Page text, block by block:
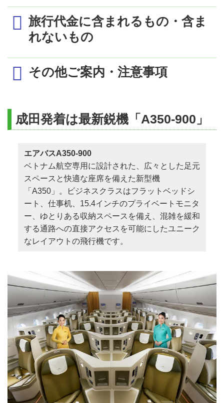
発 ✈
ホーチミン14:00～14:30頃着
現地係員が出迎え専用車にてホテルへご案内
ホーチミン 泊
2日目
現地係員が出迎え混乗車にてゴルフ場へご案内
3日目
設定コースにて18Hプレー
ホーチミン 泊
4日目
現地係員が出迎え混乗車にてゴルフ場へご案内
設定コースにて18Hプレー
プレー後、一旦ホテルへ戻ります。お部屋は出発
までご利用いただけます。
が、便宜上「機内泊」としております。
機内泊
5日目
ベトナム航空にてホーチミン00:05～00:45頃発 ✈
成田・中部・関空06:30～07:45頃着
ホーチミン
設定ゴルフコース
ロンタンゴルフクラブ、ドンナ
ベトナムゴルフ＆カントリーク
ホテル
ザ・レヴェリーサイゴン
出発日／発着地
成 田 中 部
関 空
4/1～4/23
432,000 432,000
4/28～5/1
442,000 479,000
442,000
5/3～5/6
442,000
5/7～7/18
432,000 432,000
7/19～7/21
442,000 442,000
442,000
7/22
442,000 479,000
467,000
7/23～8/5
432,000
8/8～8/11
442,000 479,000
442,000
8/12, 8/13
442,000 479,000
479,000
8/14～8/16
432,000 467,000
432,000
8/17～9/17
432,000 432,000
432,000
9/18
442,000 479,000
479,000
9/19, 9/20
442,000 442,000
442,000
9/21～9/30
432,000 432,000
432,000
最少催行人員
2名
食事条件
朝食3回付
利用航空会社
ベトナム航空
旅行代金に含まれるもの・含ま
れないもの
ス）
日程に明記したゴルフプレー代金（グリー
ンフィ・キャディフィ・送迎代）
日程に明記した送迎代金
旅行条件に明記したお食事代金
現地係員費用
超過手荷物料金（航空会社チェックインバ
ゲージに対して、規定の重量を超えた場
合）
クリーニング代、電報、電話料、その他個
人的性質の諸費用及びサービス料
傷害、疾病に関する医療費
渡航手続き費用、旅券印紙代、渡航手続き
手数料、出入国記録書類、旅券申請書類、
その他ご案内・注意事項
成田発着は最新鋭機「A350-900」
エアバスA350-900
ベトナム航空専用に設計された、広々とした足元
スペースと快適な座席を備えた新型機
「A350」。ビジネスクラスはフラットベッドシ
ート、仕事机、15.4インチのプライベートモニタ
ー、ゆとりある収納スペースを備え、混雑を緩和
する通路への直接アクセスを可能にしたユニーク
なレイアウトの飛行機です。